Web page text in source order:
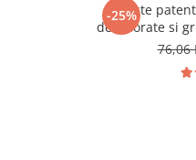
-25%
Cleste
deteriorate si
175 mm76,06